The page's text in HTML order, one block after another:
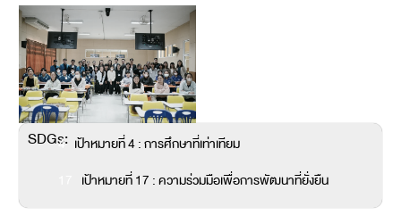
SDGs:
4 เป้าหมายที่ 4 : การศึกษาที่เท่าเทียม
เป้าหมายที่ 17 : ความร่วมมือเพื่อการพัฒนาที่ยั่งยืน